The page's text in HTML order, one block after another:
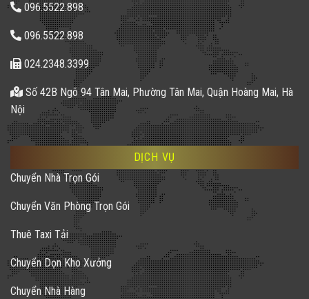
096.5522.898
096.5522.898
024.2348.3399
Số 42B Ngõ 94 Tân Mai, Phường Tân Mai, Quận Hoàng Mai, Hà
Nội
DỊCH VỤ
Chuyển Nhà Trọn Gói
Chuyển Văn Phòng Trọn Gói
Thuê Taxi Tải
Chuyển Dọn Kho Xưởng
Chuyển Nhà Hàng